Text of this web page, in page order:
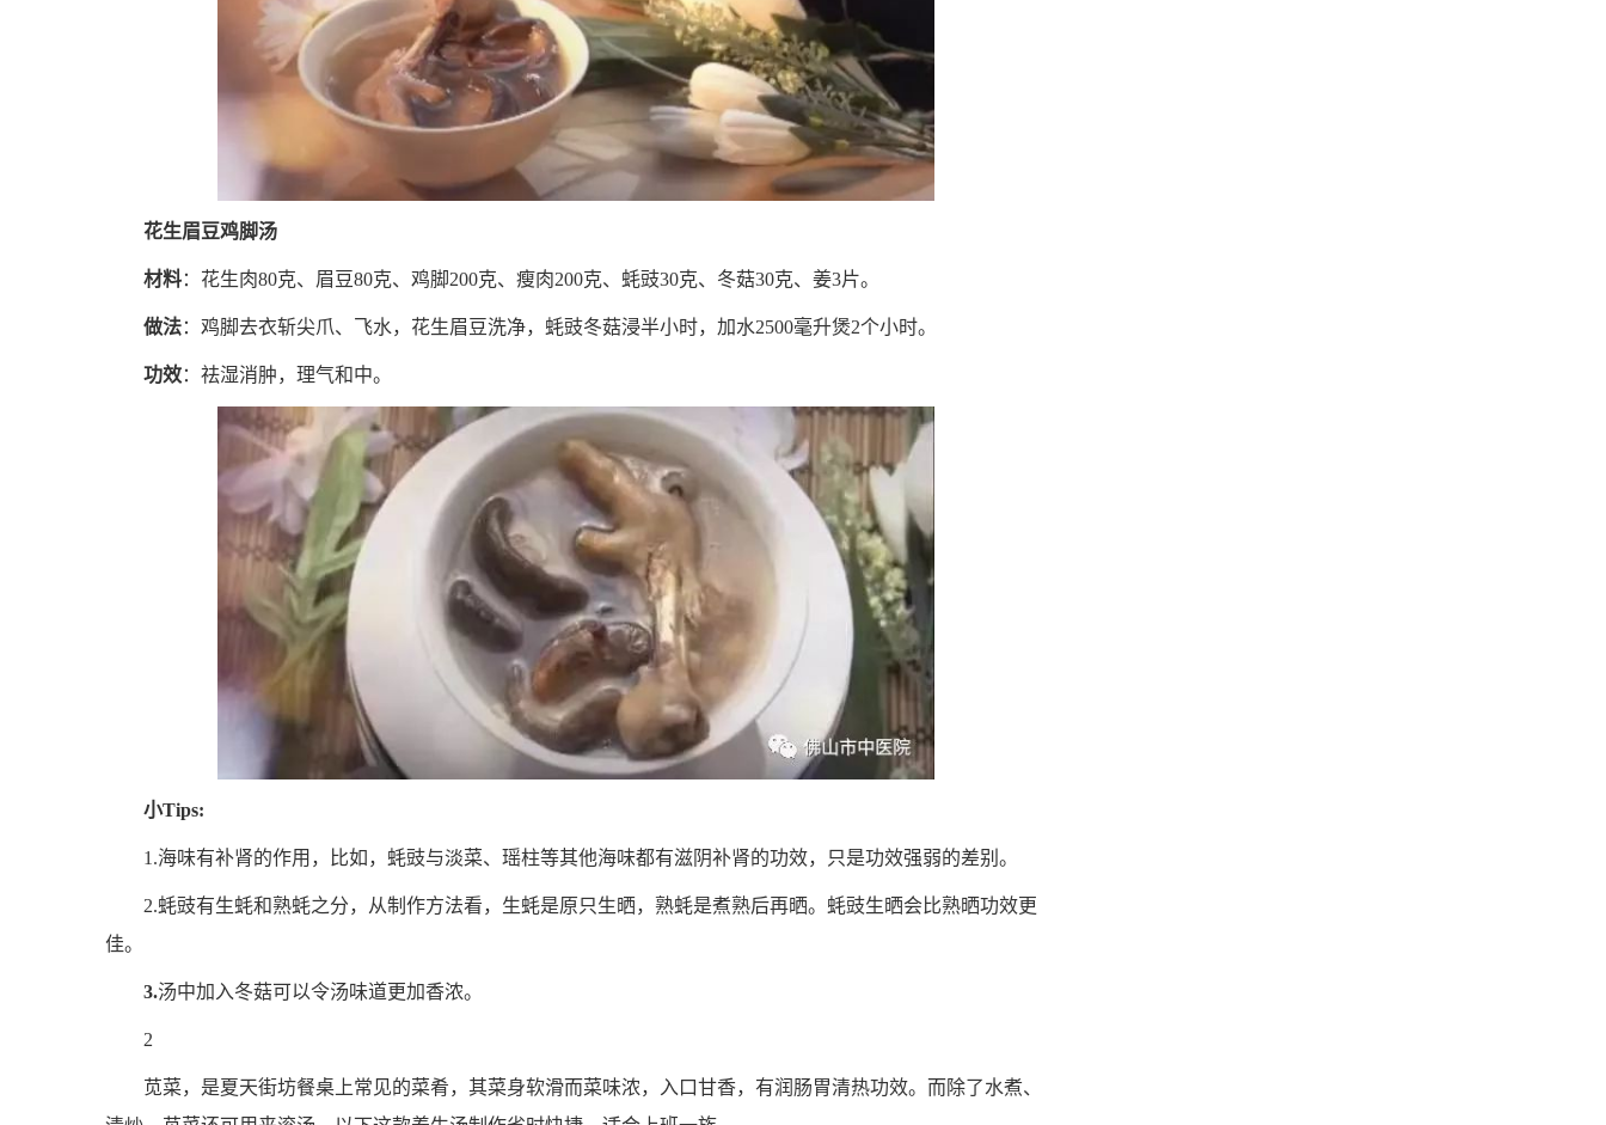
花生眉豆鸡脚汤
材料：花生肉80克、眉豆80克、鸡脚200克、瘦肉200克、蚝豉30克、冬菇30克、姜3片。
做法：鸡脚去衣斩尖爪、飞水，花生眉豆洗净，蚝豉冬菇浸半小时，加水2500毫升煲2个小时。
功效：祛湿消肿，理气和中。
小Tips:
1.海味有补肾的作用，比如，蚝豉与淡菜、瑶柱等其他海味都有滋阴补肾的功效，只是功效强弱的差别。
2.蚝豉有生蚝和熟蚝之分，从制作方法看，生蚝是原只生晒， 熟蚝是煮熟后再晒。 蚝豉生晒会比熟晒功效更
佳。
3.汤中加入冬菇可以令汤味道更加香浓。
2
苋菜，是夏天街坊餐桌上常见的菜肴，其菜身软滑而菜味浓，入口甘香，有润肠胃清热功效。而除了水煮、